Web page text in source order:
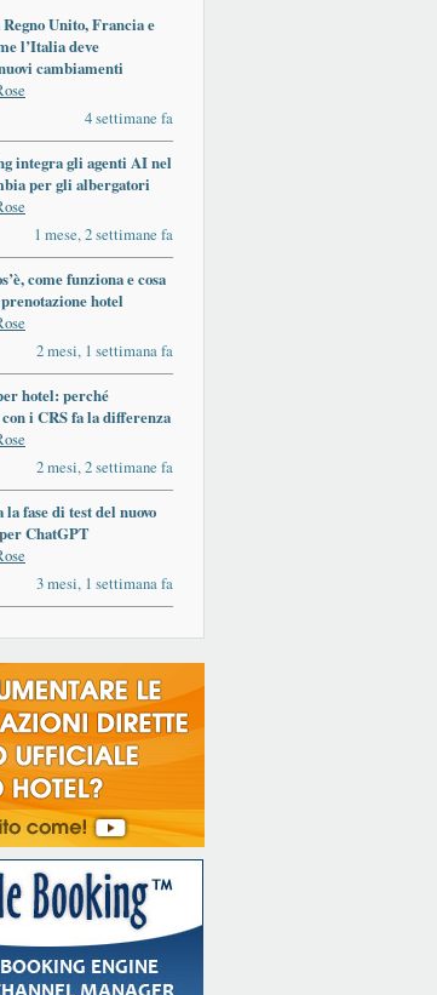
Unito, Francia e
l’Italia deve
cambiamenti
4 settimane fa
integra gli agenti AI nel
per gli albergatori
1 mese, 2 settimane fa
come funziona e cosa
hotel
2 mesi, 1 settimana fa
hotel: perché
i CRS fa la differenza
2 mesi, 2 settimane fa
fase di test del nuovo
ChatGPT
3 mesi, 1 settimana fa